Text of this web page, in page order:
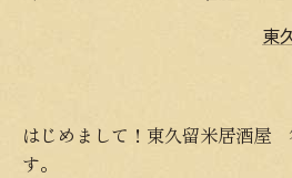
東
はじめまして！東久留米居酒屋
す。